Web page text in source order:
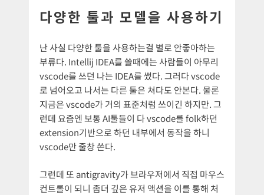
다양한 툴과 모델을 사용하기
난 사실 다양한 툴을 사용하는걸 별로 안좋아하는
부류다. Intellij IDEA를 쓸때에는 사람들이 아무리
vscode를 쓰던 나는 IDEA를 썼다. 그러다 vscode
로 넘어오고 나서는 다른 툴은 쳐다도 안본다. 물론
지금은 vscode가 거의 표준처럼 쓰이긴 하지만. 그
런데 요즘엔 보통 AI툴들이 다 vscode를 folk하던
extension기반으로 하던 내부에서 동작을 하니
vscode만 줄창 쓴다.
그런데 또 antigravity가 브라우저에서 직접 마우스
컨트롤이 되니 좀더 깊은 유저 액션을 이를 통해 처